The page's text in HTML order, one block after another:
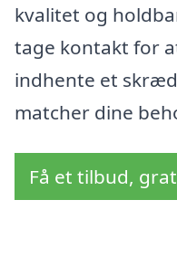
kvalitet og
tage kontakt for
indhente et
matcher dine
Få et tilbud,